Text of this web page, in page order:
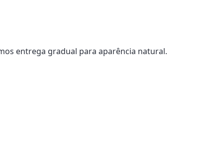
entrega gradual para aparência natural.